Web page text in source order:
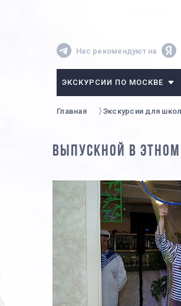
Нас рекомендуют на
ЭКСКУРСИИ ПО МОСКВЕ
Главная Экскурсии для
ВЫПУСКНОЙ В